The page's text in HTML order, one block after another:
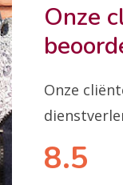
Onze
Onze
8.5